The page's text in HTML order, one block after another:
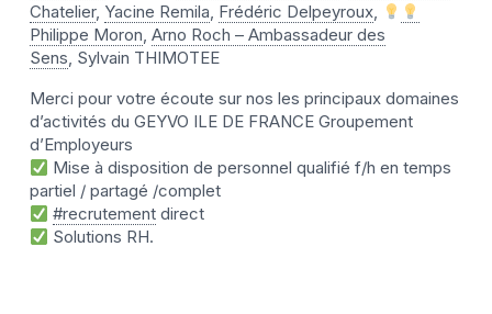
Chatelier, Yacine Remila, Frédéric Delpeyroux,
Philippe Moron, Arno Roch – Ambassadeur des
Sens, Sylvain THIMOTEE
Merci pour votre écoute sur nos les principaux domaines
d’activités du GEYVO ILE DE FRANCE Groupement
d’Employeurs
Mise à disposition de personnel qualifié f/h en temps
partiel / partagé /complet
#recrutement direct
Solutions RH.